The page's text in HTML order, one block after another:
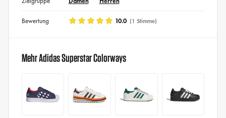
Bewertung 10.0 (1 Stimme)
Mehr Adidas Superstar Colorways